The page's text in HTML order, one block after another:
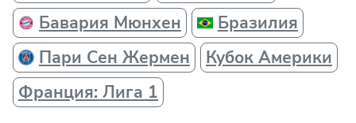
Бавария Мюнхен
Бразилия
Пари Сен Жермен
Кубок Америки
Франция: Лига 1